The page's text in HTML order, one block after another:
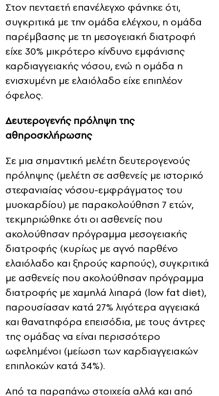
Στον πενταετή επανέλεγχο φάνηκε ότι,
συγκριτικά με την ομάδα ελέγχου, η ομάδα
παρέμβασης με τη μεσογειακή διατροφή
είχε 30% μικρότερο κίνδυνο εμφάνισης
καρδιαγγειακής νόσου, ενώ η ομάδα η
ενισχυμένη με ελαιόλαδο είχε επιπλέον
όφελος.
Δευτερογενής πρόληψη της
αθηροσκλήρωσης
Σε μια σημαντική μελέτη δευτερογενούς
πρόληψης (μελέτη σε ασθενείς με ιστορικό
στεφανιαίας νόσου-εμφράγματος του
μυοκαρδίου) με παρακολούθηση 7 ετών,
τεκμηριώθηκε ότι οι ασθενείς που
ακολούθησαν πρόγραμμα μεσογειακής
διατροφής (κυρίως με αγνό παρθένο
ελαιόλαδο και ξηρούς καρπούς), συγκριτικά
με ασθενείς που ακολούθησαν πρόγραμμα
διατροφής με χαμηλά λιπαρά (low fat diet),
παρουσίασαν κατά 27% λιγότερα αγγειακά
και θανατηφόρα επεισόδια, με τους άντρες
της ομάδας να είναι περισσότερο
ωφελημένοι (μείωση των καρδιαγγειακών
επιπλοκών κατά 34%).
Από τα παραπάνω στοιχεία αλλά και από